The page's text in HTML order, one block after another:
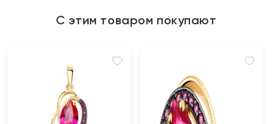
С этим товаром покупают